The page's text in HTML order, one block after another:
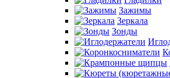
Зажимы
Зеркала
Зонды